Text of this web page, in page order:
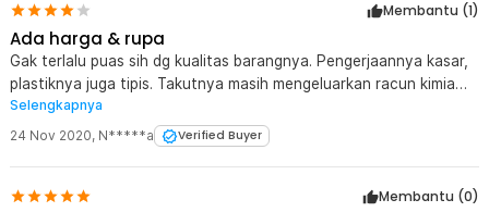
Membantu (1)
Ada harga & rupa
Gak terlalu puas sih dg kualitas barangnya. Pengerjaannya kasar,
plastiknya juga tipis. Takutnya masih mengeluarkan racun kimia
kalau dipake (beberapa produk cina srg mengkhawatirkan spt itu).
Cuma utk ukuran emang pas dg yg dicari. Harga? Sesuai. Dibilang
kemurahan jg gak. Mgkn malah bs didiskon lg lbh murah, hehe.
Selengkapnya
24 Nov 2020, N*****a Verified Buyer
Membantu (0)